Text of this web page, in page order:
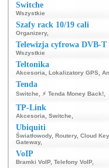
Switche
Wszystkie
Szafy rack 10/19 cali
Organizery,
Telewizja cyfrowa DVB-T
Wszystkie
Teltonika
Akcesoria Lokalizatory GPS
Tenda
Switche ⚡ Tenda Money Back!
TP-Link
Akcesoria Switche
Ubiquiti
Światłowody, Routery, Cloud
Gateway,
VoIP
Bramki VoIP, Telefony VoIP,